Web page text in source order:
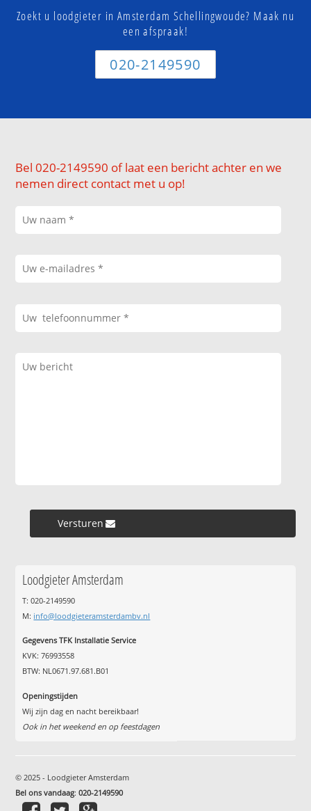
Zoekt u loodgieter in Amsterdam Schellingwoude? Maak nu
een afspraak!
020-2149590
Bel 020-2149590 of laat een bericht achter en we
nemen direct contact met u op!
Versturen »
Loodgieter Amsterdam
T: 020-2149590
M: info@loodgieteramsterdambv.nl
Gegevens TFK Installatie Service
KVK: 76993558
BTW: NL0671.97.681.B01
Openingstijden
Wij zijn dag en nacht bereikbaar!
Ook in het weekend en op feestdagen
© 2025 - Loodgieter Amsterdam
Bel ons vandaag:020-2149590